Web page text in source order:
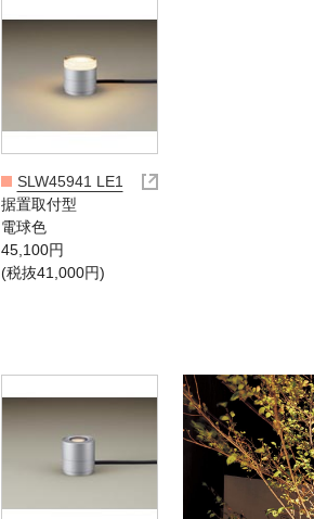
SLW45941 LE1
据置取付型
電球色
45,100円
(税抜41,000円)